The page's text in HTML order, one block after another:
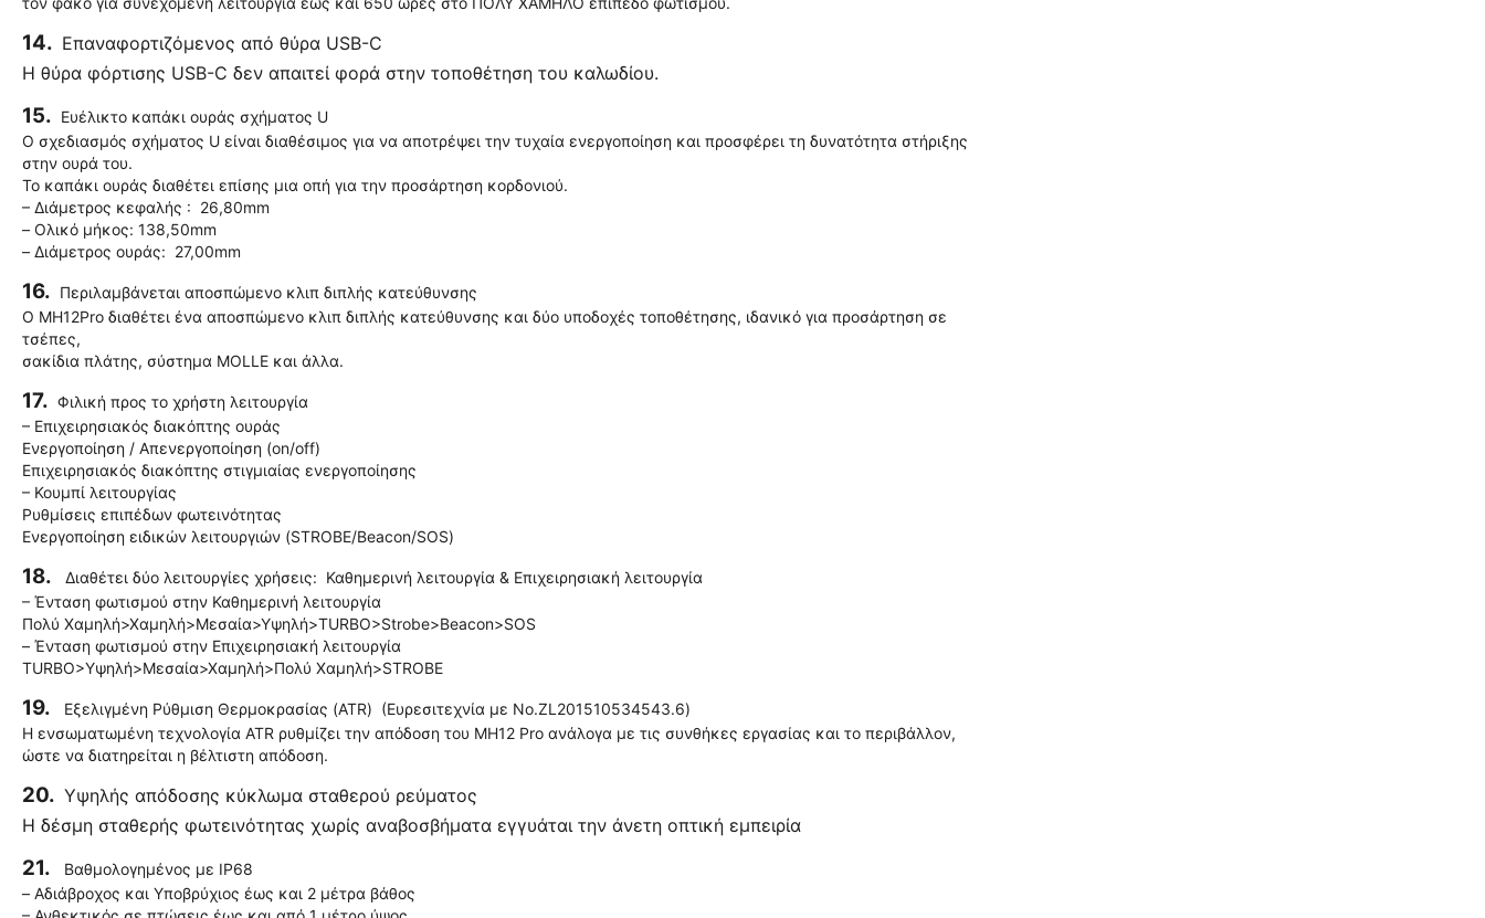
14. Επαναφορτιζόμενος από θύρα USB-C
Η θύρα φόρτισης USB-C δεν απαιτεί φορά στην τοποθέτηση του καλωδίου.
15. Ευέλικτο καπάκι ουράς σχήματος U
Ο σχεδιασμός σχήματος U είναι διαθέσιμος για να αποτρέψει την τυχαία ενεργοποίηση και προσφέρει τη δυνατότητα στήριξης
στην ουρά του.
Το καπάκι ουράς διαθέτει επίσης μια οπή για την προσάρτηση κορδονιού.
– Διάμετρος κεφαλής : 26,80mm
– Ολικό μήκος: 138,50mm
– Διάμετρος ουράς: 27,00mm
16. Περιλαμβάνεται αποσπώμενο κλιπ διπλής κατεύθυνσης
Ο MH12Pro διαθέτει ένα αποσπώμενο κλιπ διπλής κατεύθυνσης και δύο υποδοχές τοποθέτησης, ιδανικό για προσάρτηση σε
τσέπες,
σακίδια πλάτης, σύστημα MOLLE και άλλα.
17. Φιλική προς το χρήστη λειτουργία
– Επιχειρησιακός διακόπτης ουράς
Ενεργοποίηση / Απενεργοποίηση (on/off)
Επιχειρησιακός διακόπτης στιγμιαίας ενεργοποίησης
– Κουμπί λειτουργίας
Ρυθμίσεις επιπέδων φωτεινότητας
Ενεργοποίηση ειδικών λειτουργιών (STROBE/Beacon/SOS)
18. Διαθέτει δύο λειτουργίες χρήσεις: Καθημερινή λειτουργία & Επιχειρησιακή λειτουργία
– Ένταση φωτισμού στην Καθημερινή λειτουργία
Πολύ Χαμηλή>Χαμηλή>Μεσαία>Υψηλή>TURBO>Strobe>Beacon>SOS
– Ένταση φωτισμού στην Επιχειρησιακή λειτουργία
TURBO>Υψηλή>Μεσαία>Χαμηλή>Πολύ Χαμηλή>STROBE
19. Εξελιγμένη Ρύθμιση Θερμοκρασίας (ATR) (Ευρεσιτεχνία με Νο.ZL201510534543.6)
Η ενσωματωμένη τεχνολογία ATR ρυθμίζει την απόδοση του MH12 Pro ανάλογα με τις συνθήκες εργασίας και το περιβάλλον,
ώστε να διατηρείται η βέλτιστη απόδοση.
20. Yψηλής απόδοσης κύκλωμα σταθερού ρεύματος
Η δέσμη σταθερής φωτεινότητας χωρίς αναβοσβήματα εγγυάται την άνετη οπτική εμπειρία
21. Βαθμολογημένος με IP68
– Αδιάβροχος και Υποβρύχιος έως και 2 μέτρα βάθος